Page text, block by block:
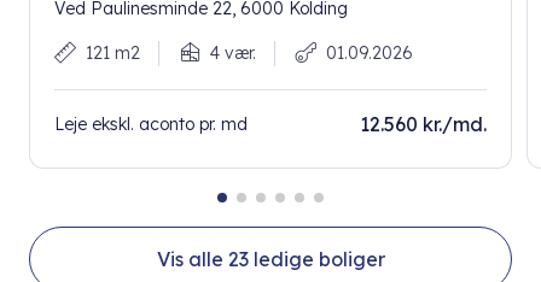
Ved Paulinesminde 22, 6000 Kolding
121 m2 4 vær. 01.09.2026
Leje ekskl. aconto pr. md 12.560 kr./md.
Vis alle 23ledige boliger